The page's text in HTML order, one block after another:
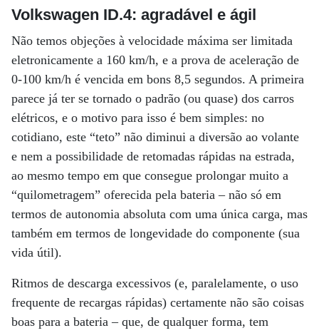
Volkswagen ID.4: agradável e ágil
Não temos objeções à velocidade máxima ser limitada
eletronicamente a 160 km/h, e a prova de aceleração de
0-100 km/h é vencida em bons 8,5 segundos. A primeira
parece já ter se tornado o padrão (ou quase) dos carros
elétricos, e o motivo para isso é bem simples: no
cotidiano, este “teto” não diminui a diversão ao volante
e nem a possibilidade de retomadas rápidas na estrada,
ao mesmo tempo em que consegue prolongar muito a
“quilometragem” oferecida pela bateria – não só em
termos de autonomia absoluta com uma única carga, mas
também em termos de longevidade do componente (sua
vida útil).
Ritmos de descarga excessivos (e, paralelamente, o uso
frequente de recargas rápidas) certamente não são coisas
boas para a bateria – que, de qualquer forma, tem